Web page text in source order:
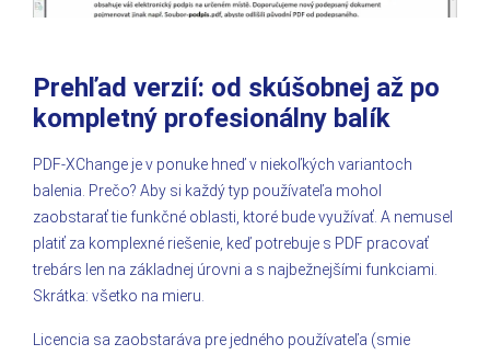
Prehľad verzií: od skúšobnej až po
kompletný profesionálny balík
PDF-XChange je v ponuke hneď v niekoľkých variantoch
balenia. Prečo? Aby si každý typ používateľa mohol
zaobstarať tie funkčné oblasti, ktoré bude využívať. A nemusel
platiť za komplexné riešenie, keď potrebuje s PDF pracovať
trebárs len na základnej úrovni a s najbežnejšími funkciami.
Skrátka: všetko na mieru.
Licencia sa zaobstaráva pre jedného používateľa (smie